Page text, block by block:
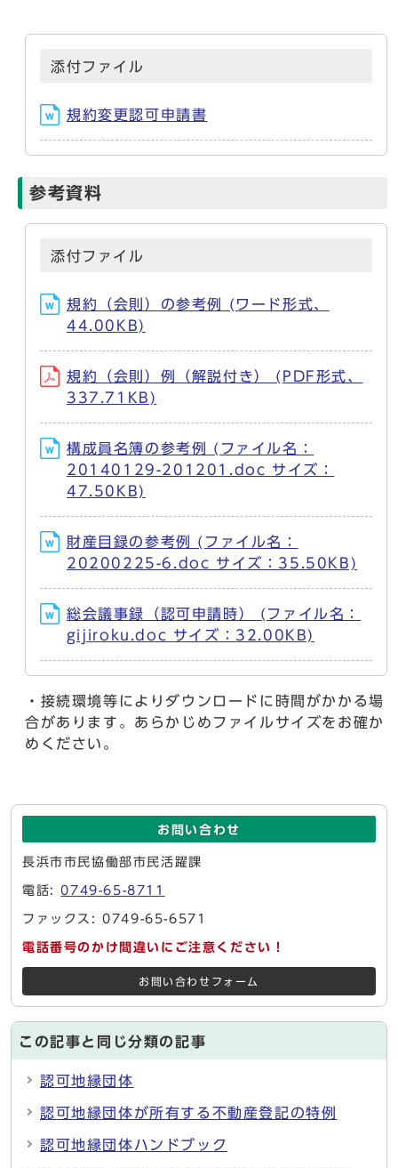
添付ファイル
規約変更認可申請書
参考資料
添付ファイル
規約（会則）の参考例 (ワード形式、
44.00KB)
規約（会則）例（解説付き） (PDF形式、
337.71KB)
構成員名簿の参考例 (ファイル名：
20140129-201201.doc サイズ：
47.50KB)
財産目録の参考例 (ファイル名：
20200225-6.doc サイズ：35.50KB)
総会議事録（認可申請時） (ファイル名：
gijiroku.doc サイズ：32.00KB)
・接続環境等によりダウンロードに時間がかかる場
合があります。あらかじめファイルサイズをお確か
めください。
お問い合わせ
長浜市市民協働部市民活躍課
電話:0749-65-8711
ファックス: 0749-65-6571
電話番号のかけ間違いにご注意ください！
お問い合わせフォーム
この記事と同じ分類の記事
認可地縁団体
認可地縁団体が所有する不動産登記の特例
認可地縁団体ハンドブック